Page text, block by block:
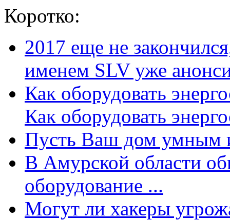
Коротко:
2017 еще не
именем SLV уже
Как оборудовать
Как оборудовать
Пусть Ваш дом умным
В Амурской области
оборудование ...
Могут ли хакеры